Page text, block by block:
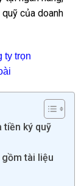
của doanh
ty trọn
tiền ký quỹ
tài liệu